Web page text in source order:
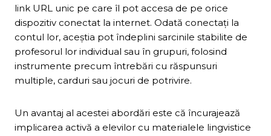
link URL unic pe care îl pot accesa de pe orice
dispozitiv conectat la internet. Odată conectați la
contul lor, aceștia pot îndeplini sarcinile stabilite de
profesorul lor individual sau în grupuri, folosind
instrumente precum întrebări cu răspunsuri
multiple, carduri sau jocuri de potrivire.
Un avantaj al acestei abordări este că încurajează
implicarea activă a elevilor cu materialele lingvistice